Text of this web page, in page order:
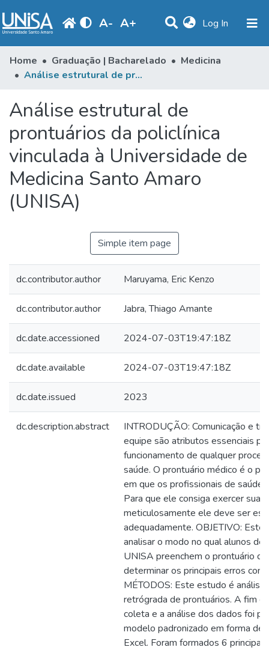
A- A+ Log In (current)
Communities & Collections
Browse
Produção Docente
Library
Periodicals
Home Graduação | Bacharelado
Medicina
Análise estrutural de prontuários da policlínica vinculada à Universidade de Medicina Santo Amaro (UNISA)
Análise estrutural de
prontuários da policlínica
vinculada à Universidade de
Medicina Santo Amaro
(UNISA)
Simple item page
dc.contributor.author Maruyama, Eric Kenzo
dc.contributor.author Jabra, Thiago Amante
dc.date.accessioned 2024-07-03T19:47:18Z
dc.date.available 2024-07-03T19:47:18Z
dc.date.issued 2023
dc.description.abstract
INTRODUÇÃO: Comunicação e
equipe são atributos essenciais
funcionamento de qualquer
saúde. O prontuário médico é o
em que os profissionais de saúde
Para que ele consiga exercer suas
meticulosamente ele deve ser
adequadamente. OBJETIVO: Este
analisar o modo no qual alunos de
UNISA preenchem o prontuário
determinar os principais erros
MÉTODOS: Este estudo é
retrógrada de prontuários. A fim
coleta e a análise dos dados foi
modelo padronizado em forma de
Excel. Foram formados 6